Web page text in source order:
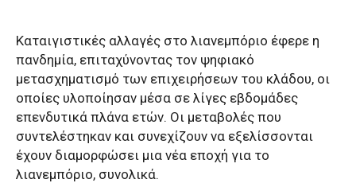
Καταιγιστικές αλλαγές στο λιανεμπόριο έφερε η
πανδημία, επιταχύνοντας τον ψηφιακό
μετασχηματισμό των επιχειρήσεων του κλάδου, οι
οποίες υλοποίησαν μέσα σε λίγες εβδομάδες
επενδυτικά πλάνα ετών. Οι μεταβολές που
συντελέστηκαν και συνεχίζουν να εξελίσσονται
έχουν διαμορφώσει μια νέα εποχή για το
λιανεμπόριο, συνολικά.